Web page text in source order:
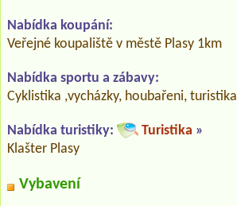
Nabídka koupání:
Veřejné koupaliště v městě Plasy 1km
Nabídka sportu a zábavy:
Cyklistika ,vycházky, houbařeni, turistika
Nabídka turistiky: Turistika »
Klašter Plasy
Vybavení